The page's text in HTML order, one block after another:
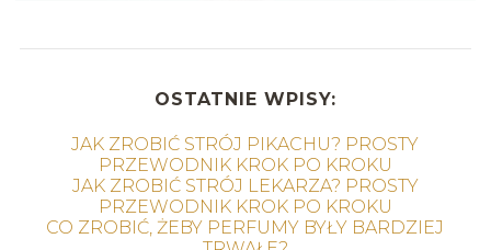
OSTATNIE WPISY:
JAK ZROBIĆ STRÓJ PIKACHU? PROSTY
PRZEWODNIK KROK PO KROKU
JAK ZROBIĆ STRÓJ LEKARZA? PROSTY
PRZEWODNIK KROK PO KROKU
CO ZROBIĆ, ŻEBY PERFUMY BYŁY BARDZIEJ